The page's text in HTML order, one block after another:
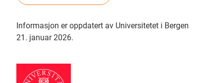
Informasjon er oppdatert av Universitetet i Bergen
21. januar 2026.